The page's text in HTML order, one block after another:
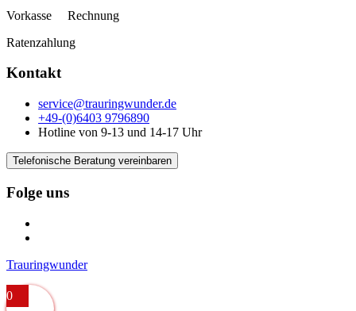
Vorkasse Rechnung
Ratenzahlung
Kontakt
service@trauringwunder.de
+49-(0)6403 9796890
Hotline von 9-13 und 14-17 Uhr
Telefonische Beratung vereinbaren
Folge uns
Trauringwunder
0